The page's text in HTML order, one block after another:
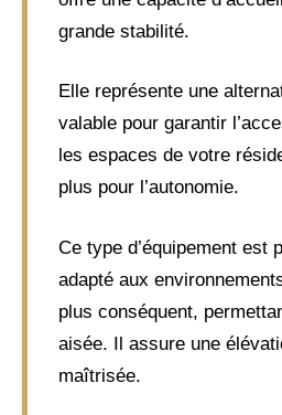
grande stabilité.
Elle représente une
valable pour garantir
les espaces de votre
plus pour l’autonomie.
Ce type d’équipement est
adapté aux
plus conséquent,
aisée. Il assure une
maîtrisée.